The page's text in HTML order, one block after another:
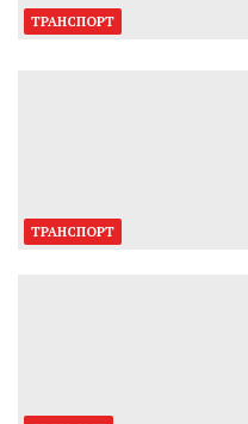
ТРАНСПОРТ
ТРАНСПОРТ